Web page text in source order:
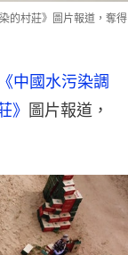
的村莊》圖片報道，奪得
《中國水污染調
》 圖片報道，